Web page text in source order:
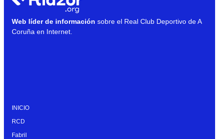
Web líder de información sobre el Real Club Deportivo de A
Coruña en Internet.
INICIO
RCD
Fabril